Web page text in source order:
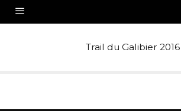
Trail du Galibier 2016